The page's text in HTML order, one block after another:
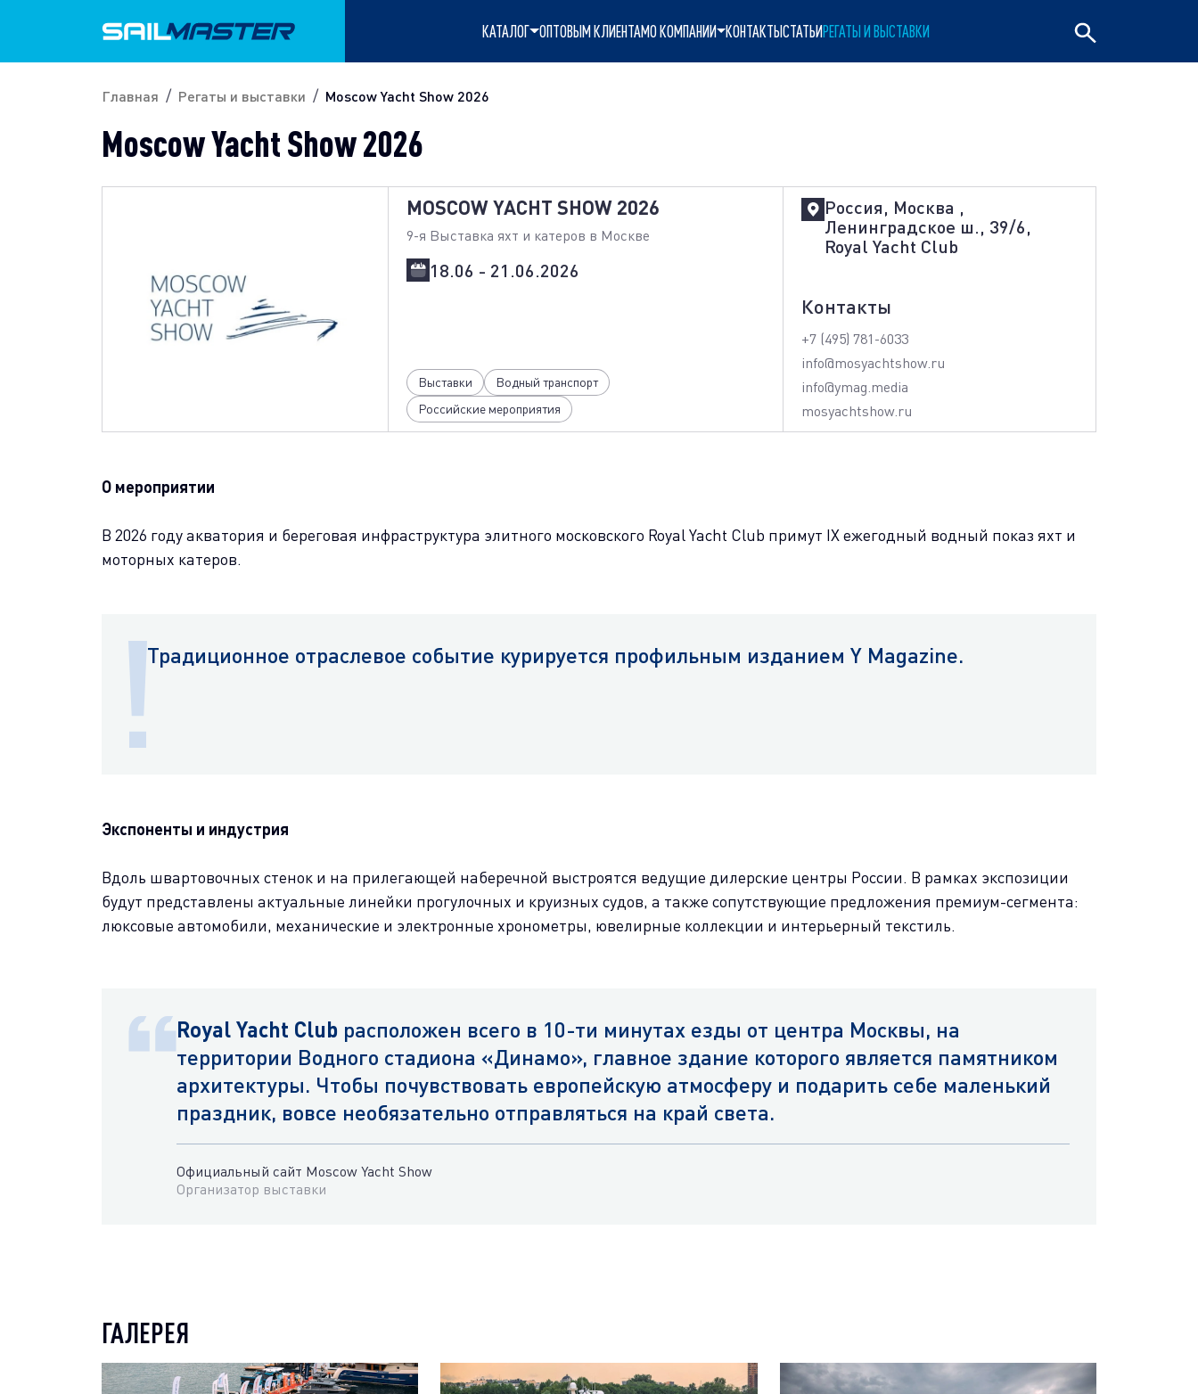
КАТАЛОГ ОПТОВЫМ КЛИЕНТАМО КОМПАНИИ КОНТАКТЫСТАТЬИРЕГАТЫ И ВЫСТАВКИ
Главная Регаты и выставки Moscow Yacht Show 2026
Moscow Yacht Show 2026
MOSCOW YACHT SHOW 2026
9-я Выставка яхт и катеров в Москве
18.06 - 21.06.2026
Выставки
Водный транспорт
Российские мероприятия
Россия, Москва ,
Ленинградское ш., 39/6,
Royal Yacht Club
Контакты
+7 (495) 781-6033
info@mosyachtshow.ru
info@ymag.media
mosyachtshow.ru
О мероприятии
В 2026 году акватория и береговая инфраструктура элитного московского Royal Yacht Club примут IX ежегодный водный показ яхт и
моторных катеров.
Традиционное отраслевое событие курируется профильным изданием Y Magazine.
Экспоненты и индустрия
Вдоль швартовочных стенок и на прилегающей наберечной выстроятся ведущие дилерские центры России. В рамках экспозиции
будут представлены актуальные линейки прогулочных и круизных судов, а также сопутствующие предложения премиум-сегмента:
люксовые автомобили, механические и электронные хронометры, ювелирные коллекции и интерьерный текстиль.
Royal Yacht Club расположен всего в 10-ти минутах езды от центра Москвы, на
территории Водного стадиона «Динамо», главное здание которого является памятником
архитектуры. Чтобы почувствовать европейскую атмосферу и подарить себе маленький
праздник, вовсе необязательно отправляться на край света.
Официальный сайт Moscow Yacht Show
Организатор выставки
ГАЛЕРЕЯ